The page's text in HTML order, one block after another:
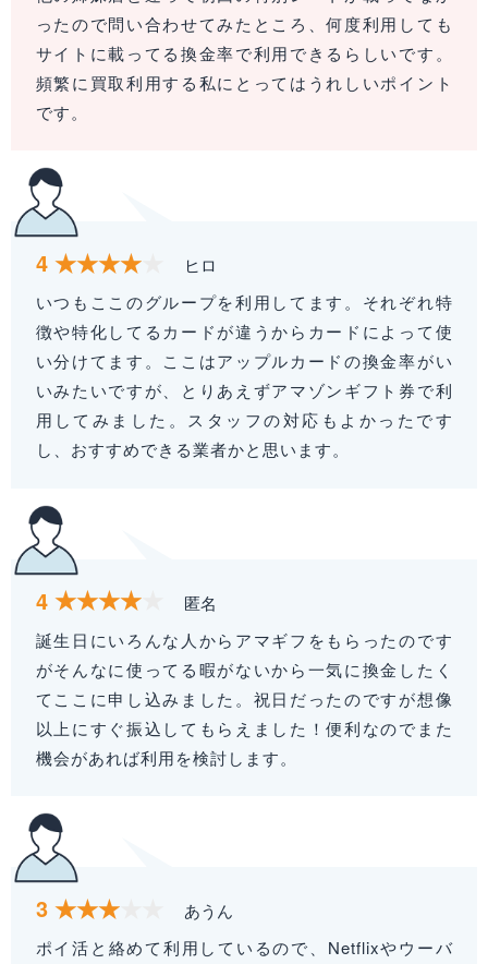
ったので問い合わせてみたところ、何度利用しても
サイトに載ってる換金率で利用できるらしいです。
頻繁に買取利用する私にとってはうれしいポイント
です。
4
ヒロ
いつもここのグループを利用してます。それぞれ特
徴や特化してるカードが違うからカードによって使
い分けてます。ここはアップルカードの換金率がい
いみたいですが、とりあえずアマゾンギフト券で利
用してみました。スタッフの対応もよかったです
し、おすすめできる業者かと思います。
4
匿名
誕生日にいろんな人からアマギフをもらったのです
がそんなに使ってる暇がないから一気に換金したく
てここに申し込みました。祝日だったのですが想像
以上にすぐ振込してもらえました！便利なのでまた
機会があれば利用を検討します。
3
あうん
ポイ活と絡めて利用しているので、Netflixやウーバ